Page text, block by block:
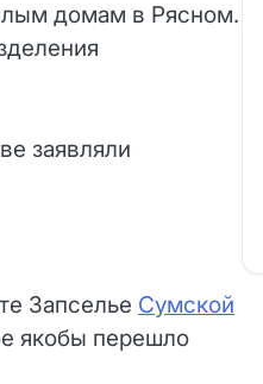
домам в Рясном.
заявляли
Запселье Сумской
якобы перешло